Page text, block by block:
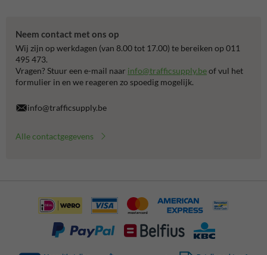
Neem contact met ons op
Wij zijn op werkdagen (van 8.00 tot 17.00) te bereiken op 011
495 473.
Vragen? Stuur een e-mail naar info@trafficsupply.beof vul het
formulier in en we reageren zo spoedig mogelijk.
info@trafficsupply.be
Alle contactgegevens